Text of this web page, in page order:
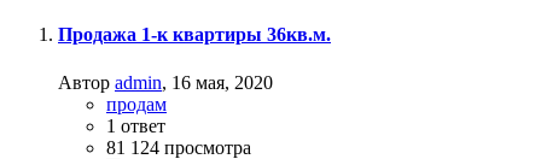
Продажа 1-к квартиры 36кв.м.
Автор admin, 16 мая, 2020
продам
1 ответ
81 124 просмотра